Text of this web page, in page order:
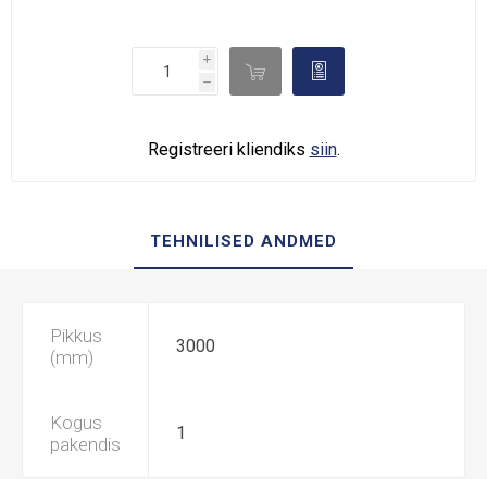
i
h
d 
Registreeri kliendiks siin.
TEHNILISED ANDMED
Pikkus
(mm)
3000
Kogus
pakendis
1